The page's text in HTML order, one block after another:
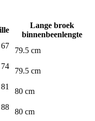
Lange broek
binnenbeenlengte
79.5 cm
79.5 cm
80 cm
80 cm